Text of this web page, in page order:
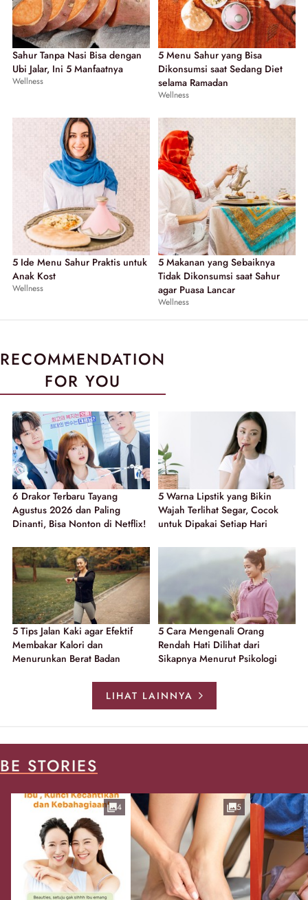
Sahur Tanpa Nasi Bisa dengan
Ubi Jalar, Ini 5 Manfaatnya
Wellness
5 Menu Sahur yang Bisa
Dikonsumsi saat Sedang Diet
selama Ramadan
Wellness
5 Ide Menu Sahur Praktis untuk
Anak Kost
Wellness
5 Makanan yang Sebaiknya
Tidak Dikonsumsi saat Sahur
agar Puasa Lancar
Wellness
RECOMMENDATION
FOR YOU
6 Drakor Terbaru Tayang
Agustus 2026 dan Paling
Dinanti, Bisa Nonton di Netflix!
5 Warna Lipstik yang Bikin
Wajah Terlihat Segar, Cocok
untuk Dipakai Setiap Hari
5 Tips Jalan Kaki agar Efektif
Membakar Kalori dan
Menurunkan Berat Badan
5 Cara Mengenali Orang
Rendah Hati Dilihat dari
Sikapnya Menurut Psikologi
LIHAT LAINNYA
BE STORIES
4 5